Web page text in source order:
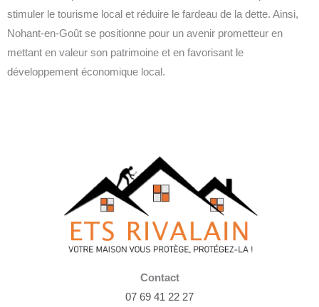
stimuler le tourisme local et réduire le fardeau de la dette. Ainsi,
Nohant-en-Goût se positionne pour un avenir prometteur en
mettant en valeur son patrimoine et en favorisant le
développement économique local.
Contact
07 69 41 22 27